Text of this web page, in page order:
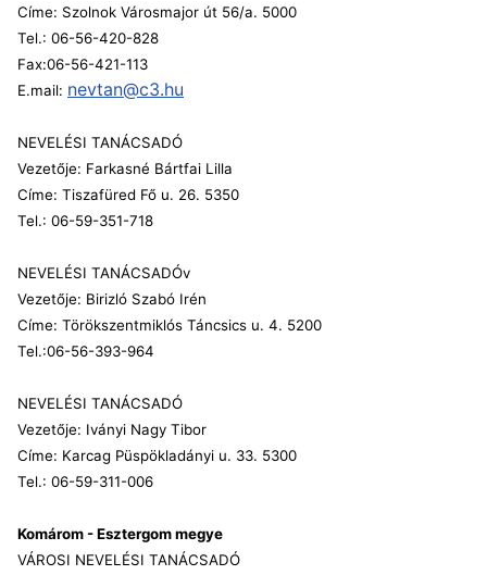
Címe: Szolnok Városmajor út 56/a. 5000
Tel.: 06-56-420-828
Fax:06-56-421-113
E.mail: nevtan@c3.hu
NEVELÉSI TANÁCSADÓ
Vezetője: Farkasné Bártfai Lilla
Címe: Tiszafüred Fő u. 26. 5350
Tel.: 06-59-351-718
NEVELÉSI TANÁCSADÓv
Vezetője: Birizló Szabó Irén
Címe: Törökszentmiklós Táncsics u. 4. 5200
Tel.:06-56-393-964
NEVELÉSI TANÁCSADÓ
Vezetője: Iványi Nagy Tibor
Címe: Karcag Püspökladányi u. 33. 5300
Tel.: 06-59-311-006
Komárom - Esztergom megye
VÁROSI NEVELÉSI TANÁCSADÓ